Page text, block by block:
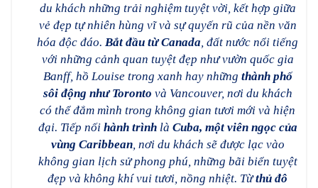
du khách những trải nghiệm tuyệt vời, kết hợp giữa
vẻ đẹp tự nhiên hùng vĩ và sự quyến rũ của nền văn
hóa độc đáo. Bắt đầu từ Canada, đất nước nổi tiếng
với những cảnh quan tuyệt đẹp như vườn quốc gia
Banff, hồ Louise trong xanh hay những thành phố
sôi động như Toronto và Vancouver, nơi du khách
có thể đắm mình trong không gian tươi mới và hiện
đại. Tiếp nối hành trìnhlà Cuba, một viên ngọc của
vùng Caribbean, nơi du khách sẽ được lạc vào
không gian lịch sử phong phú, những bãi biển tuyệt
đẹp và không khí vui tươi, nồng nhiệt. Từthủ đô